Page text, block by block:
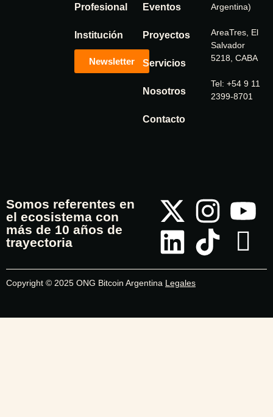
Profesional
Institución
Newsletter
Eventos
Proyectos
Servicios
Nosotros
Contacto
Argentina)
AreaTres, El
Salvador
5218, CABA
Tel: +54 9 11
2399-8701
Somos referentes en
el ecosistema con
más de 10 años de
trayectoria
Copyright © 2025 ONG Bitcoin Argentina Legales